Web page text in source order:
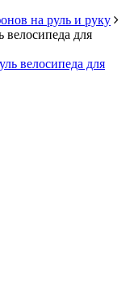
на руль и руку
велосипеда для